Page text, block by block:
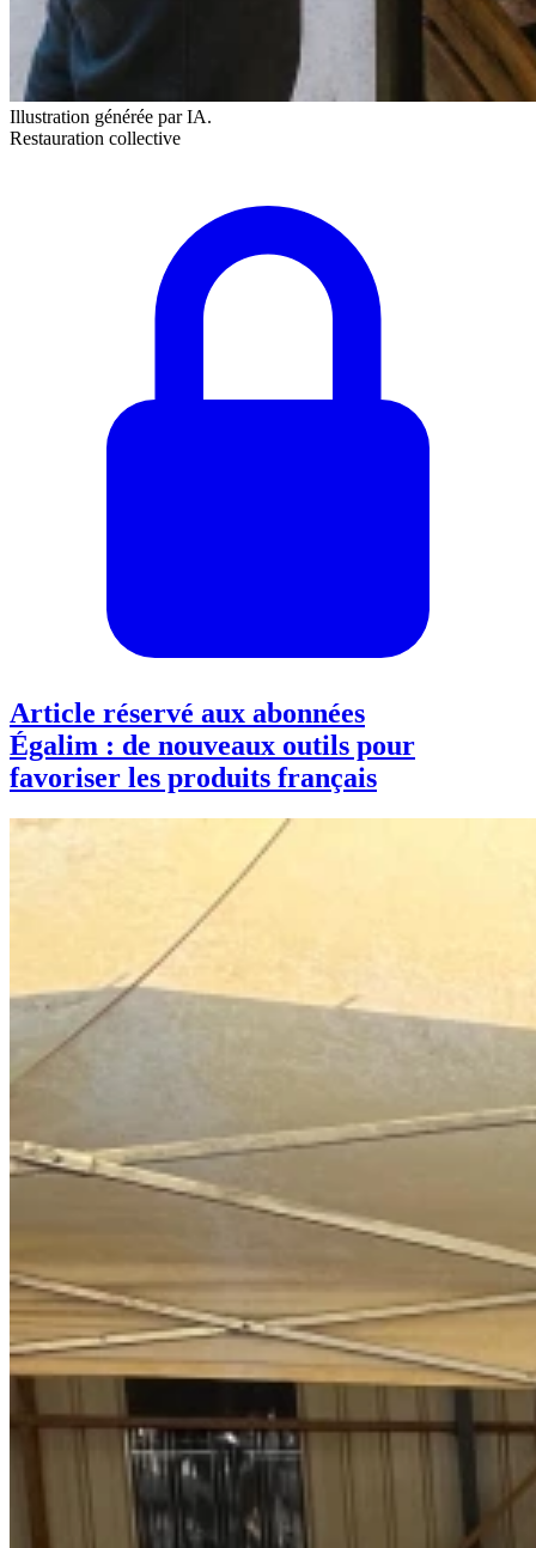
Illustration générée par IA.
Restauration collective
Article réservé aux abonnées
Égalim : de nouveaux outils pour
favoriser les produits français